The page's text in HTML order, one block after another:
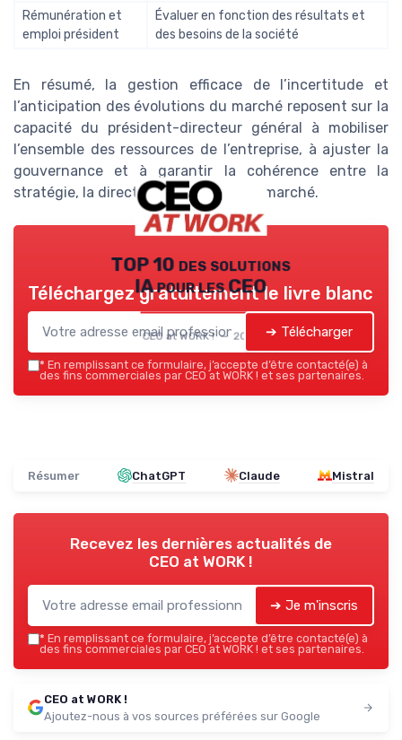
Rémunération et
emploi président
Évaluer en fonction des résultats et
des besoins de la société
En résumé, la gestion efficace de l’incertitude et
l’anticipation des évolutions du marché reposent sur la
capacité du président-directeur général à mobiliser
l’ensemble des ressources de l’entreprise, à ajuster la
gouvernance et à garantir la cohérence entre la
stratégie, la direction et la réalité du marché.
TOP 10 des solutions
IA pour les CEO
CEO at WORK ! — 2026
Téléchargez gratuitement le livre blanc
➔ Télécharger
* En remplissant ce formulaire, j’accepte d’être contacté(e) à
des fins commerciales par CEO at WORK ! et ses partenaires.
Résumer ChatGPT Claude Mistral
Recevez les dernières actualités de
CEO at WORK !
➔ Je m'inscris
* En remplissant ce formulaire, j’accepte d’être contacté(e) à
des fins commerciales par CEO at WORK ! et ses partenaires.
CEO at WORK !
Ajoutez-nous à vos sources préférées sur Google